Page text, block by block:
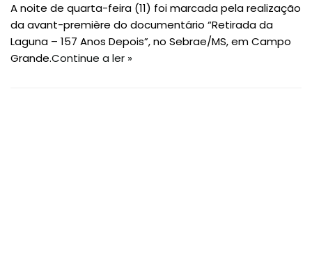
A noite de quarta-feira (11) foi marcada pela realização
da avant-première do documentário “Retirada da
Laguna – 157 Anos Depois”, no Sebrae/MS, em Campo
Grande.Continue a ler »